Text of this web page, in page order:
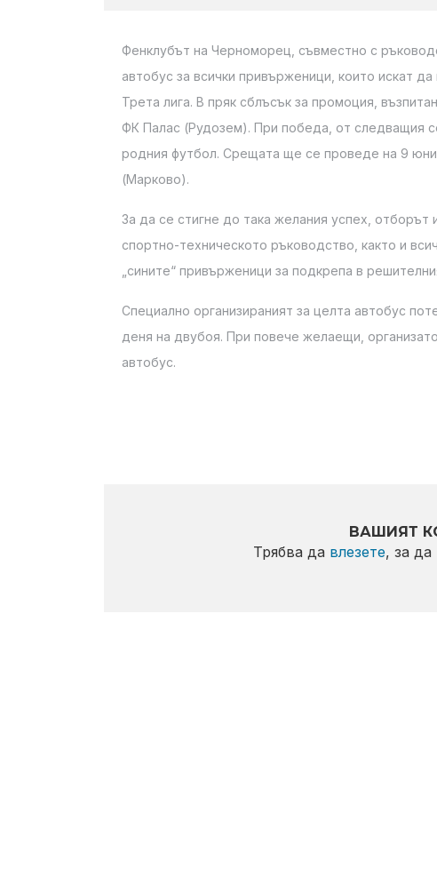
Фенклубът на Черноморец, съвместно с
автобус за всички привърженици, които искат
Трета лига. В пряк сблъсък за промоция,
ФК Палас (Рудозем). При победа, от следващия
родния футбол. Срещата ще се проведе на 9 юни
(Марково).
За да се стигне до така желания успех,
спортно-техническото ръководство, както и
„сините“ привърженици за подкрепа в
Специално организираният за целта автобус
деня на двубоя. При повече желаещи,
автобус.
ВАШИЯТ
Трябва да влезете, за да